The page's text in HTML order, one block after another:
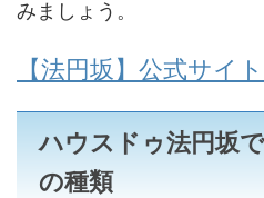
みましょう。
【法円坂】公式サイ
ハウスドゥ法円坂
の種類